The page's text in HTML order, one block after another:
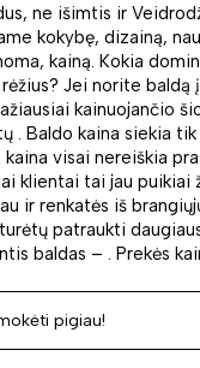
ne išimtis ir
kokybę, dizainą,
kainą. Kokia
Jei norite baldą
kainuojančio
. Baldo kaina siekia
kaina visai nereiškia
klientai tai jau puikiai
ir renkatės iš
patraukti
baldas – . Prekės
pigiau!